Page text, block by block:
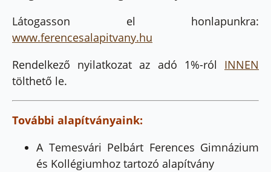
Látogasson el honlapunkra:
www.ferencesalapitvany.hu
Rendelkező nyilatkozat az adó 1%-ról INNEN
tölthető le.
További alapítványaink:
A Temesvári Pelbárt Ferences Gimnázium
és Kollégiumhoz tartozó alapítvány